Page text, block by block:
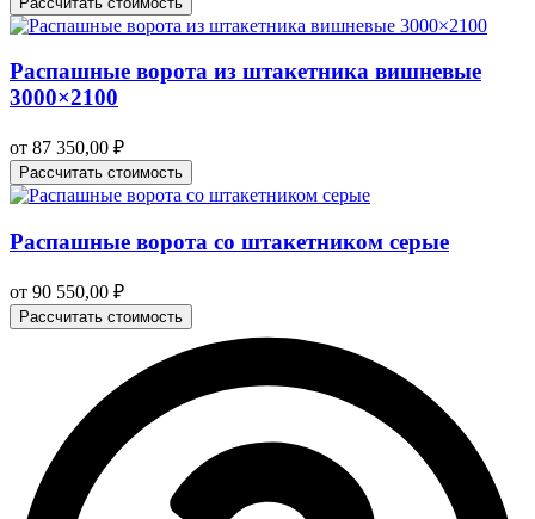
Распашные ворота из штакетника вишневые
3000×2100
от 87 350,00 ₽
Рассчитать стоимость
Распашные ворота со штакетником серые
от 90 550,00 ₽
Рассчитать стоимость